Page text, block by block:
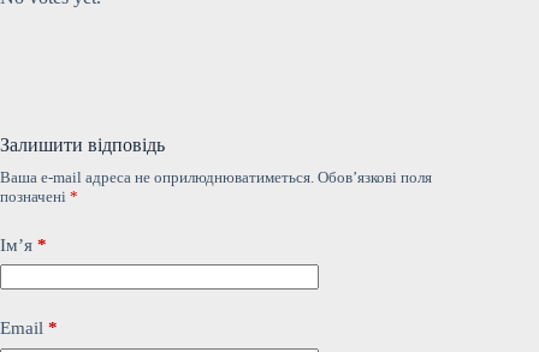
Залишити відповідь
Ваша e-mail адреса не оприлюднюватиметься. Обов’язкові поля
позначені *
Ім’я *
Email *